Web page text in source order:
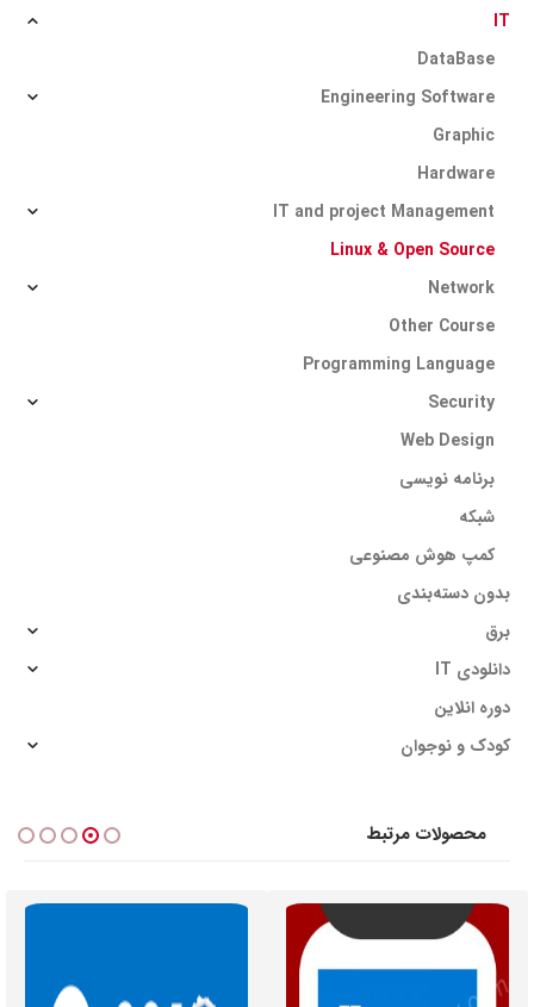
IT
DataBase
Engineering Software
Graphic
Hardware
IT and project Management
Linux & Open Source
Network
Other Course
Programming Language
Security
Web Design
برنامه نویسی
شبکه
کمپ هوش مصنوعی
بدون دسته‌بندی
برق
دانلودی IT
دوره انلاین
کودک و نوجوان
محصولات مرتبط